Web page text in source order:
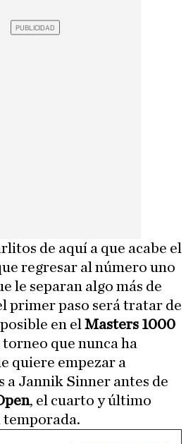
de aquí a que acabe el
regresar al número uno
le separan algo más de
primer paso será tratar de
en el Masters 1000
torneo que nunca ha
quiere empezar a
Jannik Sinner antes de
, el cuarto y último
temporada.